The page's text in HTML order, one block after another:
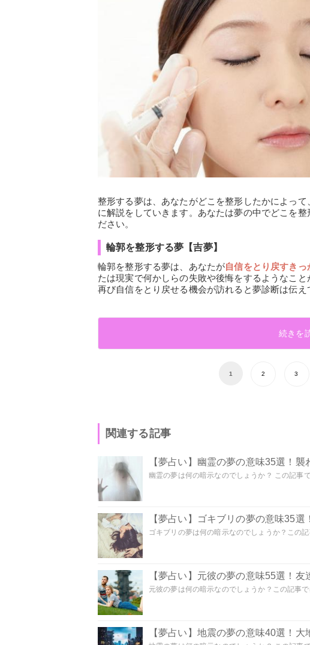
整形する夢は、あなたがどこを整形したかによっ
に解説をしていきます。あなたは夢の中でどこを
ださい。
輪郭を整形する夢【吉夢】
輪郭を整形する夢は、あなたが自信をとり戻すきっ
たは現実で何かしらの失敗や後悔をするようなこ
再び自信をとり戻せる機会が訪れると夢診断は伝え
続きを
1 2 3
関連する記事
【夢占い】幽霊の夢の意味35選！
幽霊の夢は何の暗示なのでしょうか？ この記事
【夢占い】ゴキブリの夢の意味35
ゴキブリの夢は何の暗示なのでしょうか？この
【夢占い】元彼の夢の意味55選！
元彼の夢は何の暗示なのでしょうか？この記事
【夢占い】地震の夢の意味40選！